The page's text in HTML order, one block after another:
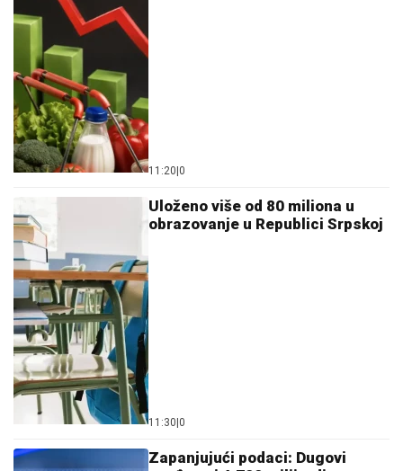
11:20 0
Uloženo više od 80 miliona u
obrazovanje u Republici Srpskoj
11:30 0
Zapanjujući podaci: Dugovi